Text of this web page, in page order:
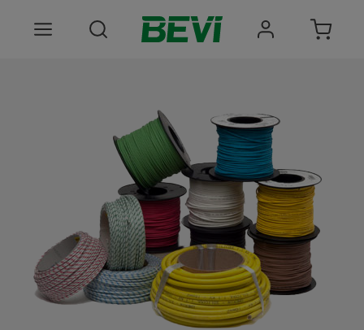
Anvendelsesomrader
Kvalitet og bæredygtighed
Virksomheden BEVI
Choose language